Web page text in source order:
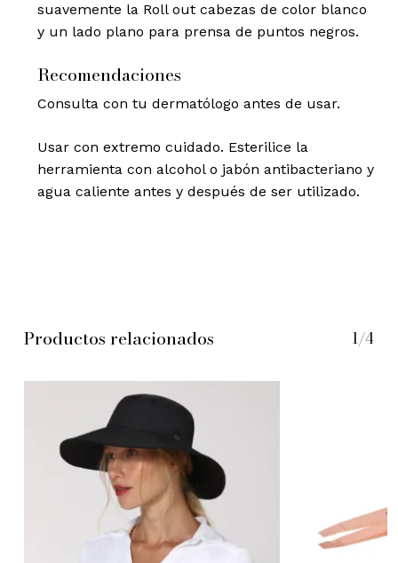
suavemente la Roll out cabezas de color blanco
y un lado plano para prensa de puntos negros.
Recomendaciones
Consulta con tu dermatólogo antes de usar.
Usar con extremo cuidado. Esterilice la
herramienta con alcohol o jabón antibacteriano y
agua caliente antes y después de ser utilizado.
Productos relacionados 1/4